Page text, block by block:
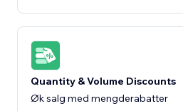
Quantity & Volume Discounts
Øk salg med mengderabatter